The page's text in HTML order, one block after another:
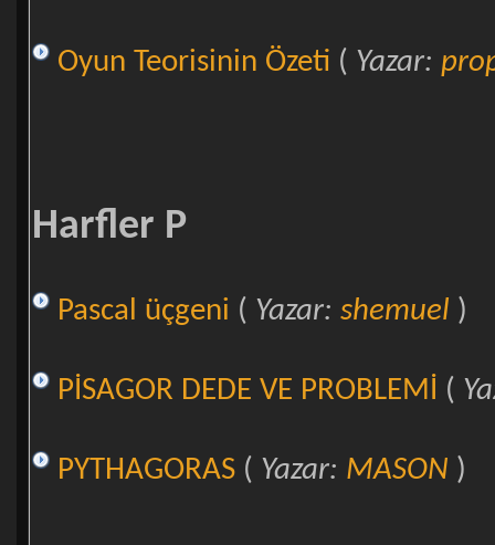
Oyun Teorisinin Özeti ( Yazar:
Harfler P
Pascal üçgeni ( Yazar: shemuel )
PİSAGOR DEDE VE PROBLEMİ (
PYTHAGORAS( Yazar: MASON )